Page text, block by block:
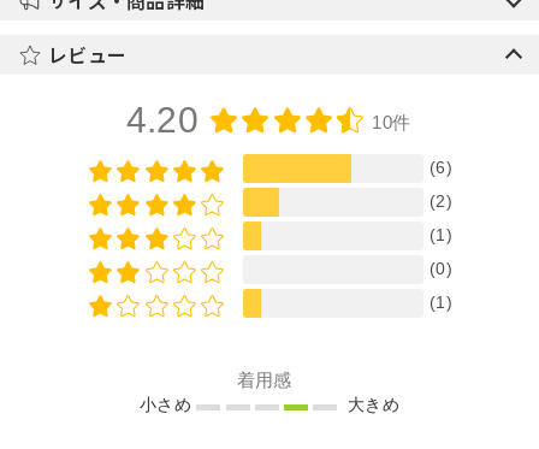
レビュー
4.20 10件
(6)
(2)
(1)
(0)
(1)
着用感
小さめ 大きめ